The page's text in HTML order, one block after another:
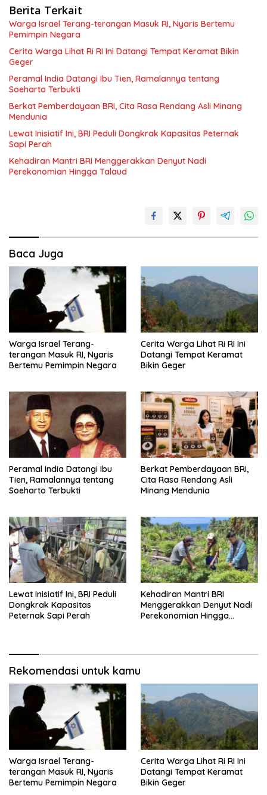
Berita Terkait
Warga Israel Terang-terangan Masuk RI, Nyaris Bertemu
Pemimpin Negara
Cerita Warga Lihat Ri RI Ini Datangi Tempat Keramat Bikin
Geger
Peramal India Datangi Ibu Tien, Ramalannya tentang
Soeharto Terbukti
Berkat Pemberdayaan BRI, Cita Rasa Rendang Asli Minang
Mendunia
Lewat Inisiatif Ini, BRI Peduli Dongkrak Kapasitas Peternak
Sapi Perah
Kehadiran Mantri BRI Menggerakkan Denyut Nadi
Perekonomian Hingga Talaud
Baca Juga
Warga Israel Terang-
terangan Masuk RI, Nyaris
Bertemu Pemimpin Negara
Cerita Warga Lihat Ri RI Ini
Datangi Tempat Keramat
Bikin Geger
Peramal India Datangi Ibu
Tien, Ramalannya tentang
Soeharto Terbukti
Berkat Pemberdayaan BRI,
Cita Rasa Rendang Asli
Minang Mendunia
Lewat Inisiatif Ini, BRI Peduli
Dongkrak Kapasitas
Peternak Sapi Perah
Kehadiran Mantri BRI
Menggerakkan Denyut Nadi
Perekonomian Hingga
Rekomendasi untuk kamu
Warga Israel Terang-
terangan Masuk RI, Nyaris
Bertemu Pemimpin Negara
Cerita Warga Lihat Ri RI Ini
Datangi Tempat Keramat
Bikin Geger